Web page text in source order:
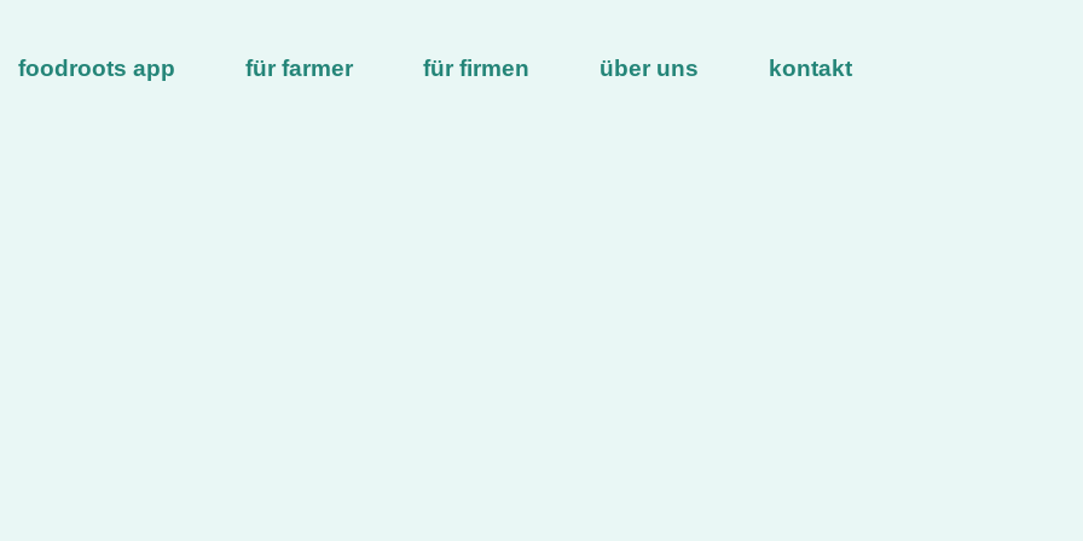
foodroots app für farmer für firmen über uns kontakt